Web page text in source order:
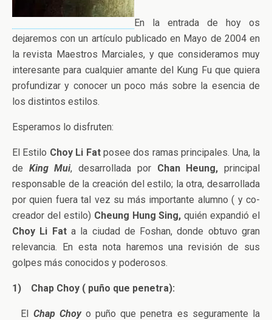
En la entrada de hoy os
dejaremos con un artículo publicado en Mayo de 2004 en
la revista Maestros Marciales, y que consideramos muy
interesante para cualquier amante del Kung Fu que quiera
profundizar y conocer un poco más sobre la esencia de
los distintos estilos.
Esperamos lo disfruten:
El Estilo Choy Li Fatposee dos ramas principales. Una, la
de King Mui, desarrollada por Chan Heung, principal
responsable de la creación del estilo; la otra, desarrollada
por quien fuera tal vez su más importante alumno ( y co-
creador del estilo) Cheung Hung Sing, quién expandió el
Choy Li Fata la ciudad de Foshan, donde obtuvo gran
relevancia. En esta nota haremos una revisión de sus
golpes más conocidos y poderosos.
1) Chap Choy ( puño que penetra):
El Chap Choy o puño que penetra es seguramente la